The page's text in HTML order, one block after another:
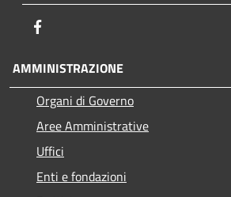
AMMINISTRAZIONE
Organi di Governo
Aree Amministrative
Uffici
Enti e fondazioni